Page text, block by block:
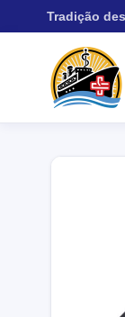
Tradição